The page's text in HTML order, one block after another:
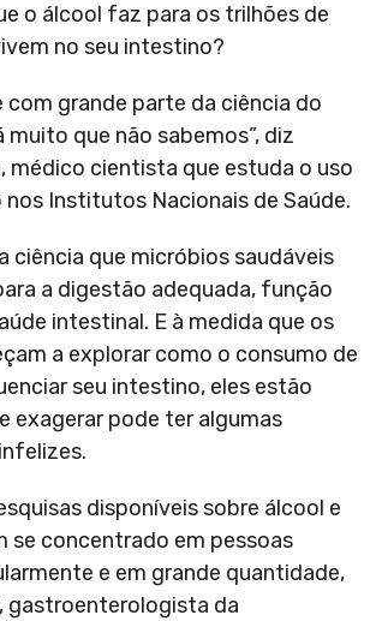
o álcool faz para os trilhões de
no seu intestino?
grande parte da ciência do
muito que não sabemos”, diz
médico cientista que estuda o uso
nos Institutos Nacionais de Saúde.
ciência que micróbios saudáveis
a digestão adequada, função
intestinal. E à medida que os
a explorar como o consumo de
seu intestino, eles estão
exagerar pode ter algumas
disponíveis sobre álcool e
se concentrado em pessoas
e em grande quantidade,
gastroenterologista da